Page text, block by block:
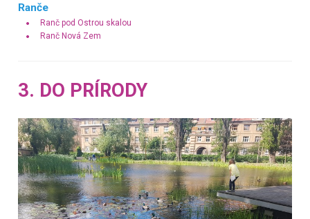
Ranče
Ranč pod Ostrou skalou
Ranč Nová Zem
3. DO PRÍRODY